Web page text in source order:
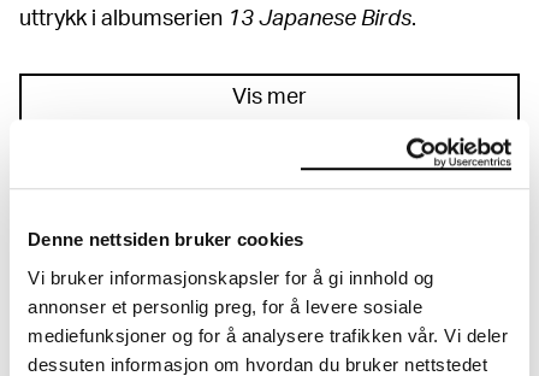
Denne nettsiden bruker cookies
Vi bruker informasjonskapsler for å gi innhold og
annonser et personlig preg, for å levere sosiale
mediefunksjoner og for å analysere trafikken vår. Vi deler
dessuten informasjon om hvordan du bruker nettstedet
uttrykk i albumserien 13 Japanese Birds.
Vis mer
TILGJENGELIGHET
Inkluderende og tilgjengelige kunstopplevelser for alle.
Les mer